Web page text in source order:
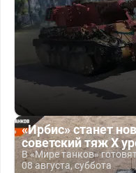
«Ирбис» станет
советский тяж X
В «Мире танков»
08 августа, суббота